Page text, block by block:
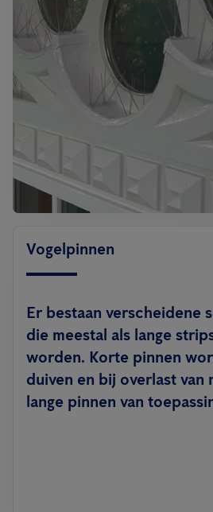
Vogelpinnen
Er bestaan verscheidene
die meestal als lange
worden. Korte pinnen
duiven en bij overlast van
lange pinnen van